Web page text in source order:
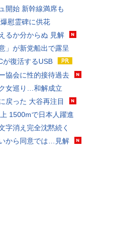
開始 新幹線満席も
慰霊碑に供花
るか分からぬ 見解
」が新党船出で露呈
が復活するUSB
協会に性的接待過去
女巡り…和解成立
戻った 大谷再注目
1500mで日本人躍進
字消え完全沈黙続く
から同意では…見解